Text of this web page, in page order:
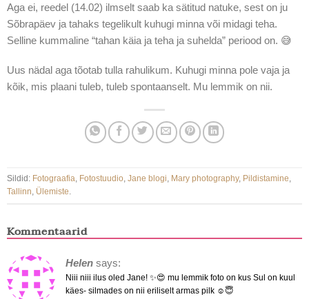
Aga ei, reedel (14.02) ilmselt saab ka sätitud natuke, sest on ju
Sõbrapäev ja tahaks tegelikult kuhugi minna või midagi teha.
Selline kummaline “tahan käia ja teha ja suhelda” periood on. 😅
Uus nädal aga tõotab tulla rahulikum. Kuhugi minna pole vaja ja
kõik, mis plaani tuleb, tuleb spontaanselt. Mu lemmik on nii.
Sildid: Fotograafia, Fotostuudio, Jane blogi, Mary photography, Pildistamine,
Tallinn, Ülemiste.
Kommentaarid
Helen says:
Niii niii ilus oled Jane! ✨😍 mu lemmik foto on kus Sul on kuul
käes- silmades on nii eriliselt armas pilk ☺️😇